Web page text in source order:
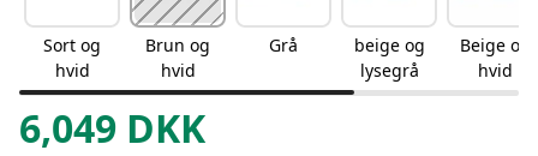
Sort og
hvid
Brun og
hvid
Grå
beige og
lysegrå
Beige og
hvid
6,049 DKK